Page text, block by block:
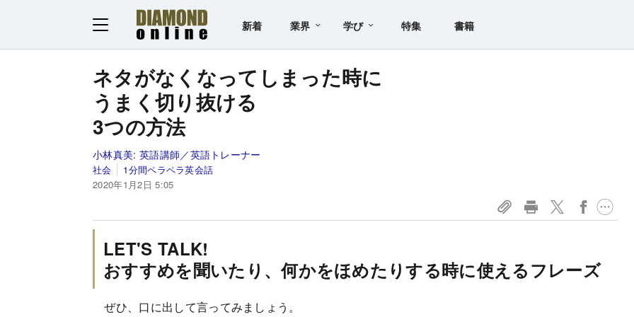
新着 業界 学び 特集 書籍
ネタがなくなってしまった時に
うまく切り抜ける
3つの方法
小林真美: 英語講師／英語トレーナー
社会
1分間ペラペラ英会話
2020年1月2日 5:05
LET'S TALK!
おすすめを聞いたり、何かをほめたりする時に使えるフレーズ
ぜひ、口に出して言ってみましょう。